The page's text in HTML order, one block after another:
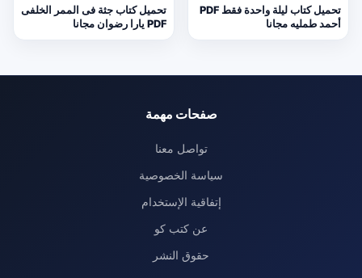
تحميل كتاب ليلة واحدة فقط PDF
أحمد طمليه مجانا
تحميل كتاب جثة فى الممر الخلفى
PDF يارا رضوان مجانا
صفحات مهمة
تواصل معنا
سياسة الخصوصية
إتفاقية الإستخدام
عن كتب كو
حقوق النشر